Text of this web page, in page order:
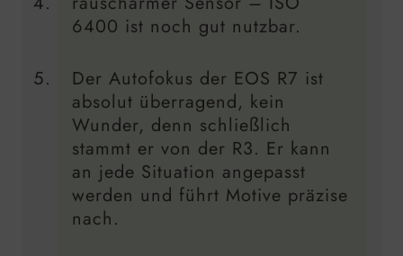
6400 ist noch gut nutzbar.
Der Autofokus der EOS R7 ist
absolut überragend, kein
Wunder, denn schließlich
stammt er von der R3. Er kann
an jede Situation angepasst
werden und führt Motive präzise
nach.